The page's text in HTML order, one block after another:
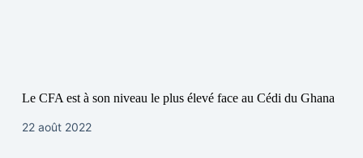
Le CFA est à son niveau le plus élevé face au Cédi du Ghana
22 août 2022